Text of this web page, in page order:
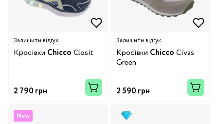
Залишити відгук
Кросівки Chicco Closit
2 790 грн
Залишити відгук
Кросівки Chicco Civas
Green
2 590 грн
New